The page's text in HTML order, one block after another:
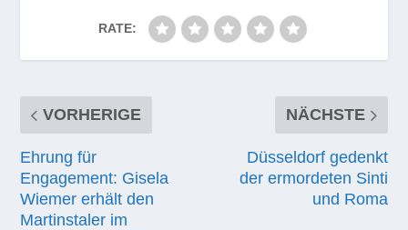
RATE:
VORHERIGE
Ehrung für
Engagement: Gisela
Wiemer erhält den
Martinstaler im
NÄCHSTE
Düsseldorf gedenkt
der ermordeten Sinti
und Roma